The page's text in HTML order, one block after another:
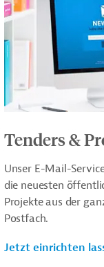
Tenders &
Unser E-Mail-
die neuesten
Projekte aus der
Postfach.
Jetzt einrichten